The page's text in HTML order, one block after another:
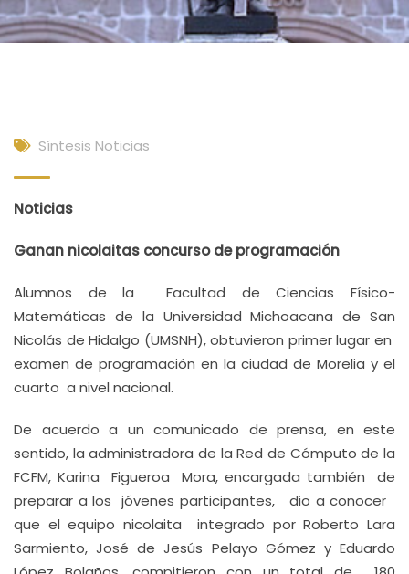
Síntesis Noticias
Noticias
Ganan nicolaitas concurso de programación
Alumnos de la Facultad de Ciencias Físico-
Matemáticas de la Universidad Michoacana de San
Nicolás de Hidalgo (UMSNH), obtuvieron primer lugar en
examen de programación en la ciudad de Morelia y el
cuarto a nivel nacional.
De acuerdo a un comunicado de prensa, en este
sentido, la administradora de la Red de Cómputo de la
FCFM, Karina Figueroa Mora, encargada también de
preparar a los jóvenes participantes, dio a conocer
que el equipo nicolaita integrado por Roberto Lara
Sarmiento, José de Jesús Pelayo Gómez y Eduardo